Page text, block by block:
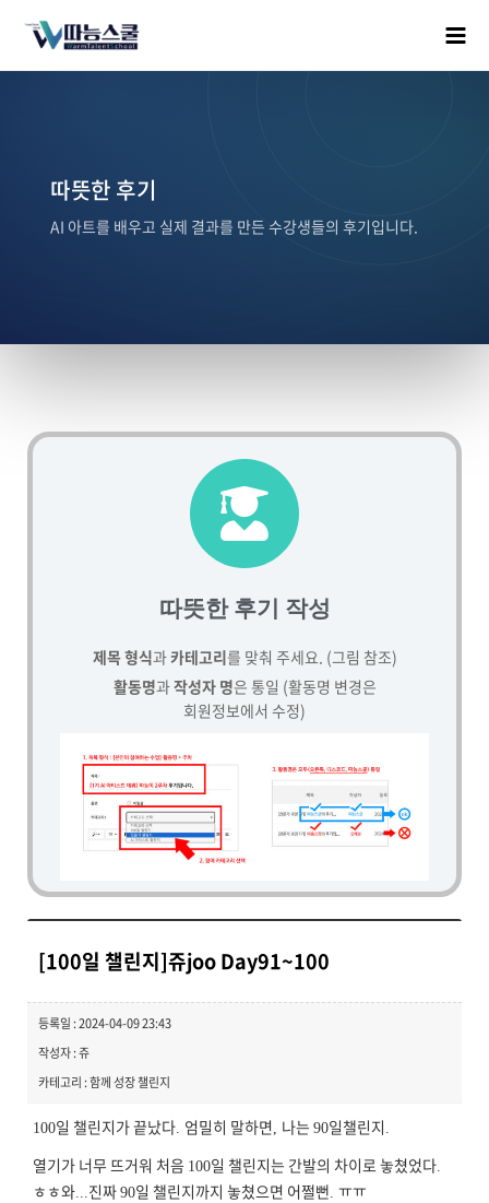
따뜻한 후기
AI 아트를 배우고 실제 결과를 만든 수강생들의 후기입니다.
따뜻한 후기 작성
제목 형식과카테고리를 맞춰 주세요. (그림 참조)
활동명과작성자 명은 통일 (활동명 변경은
회원정보에서 수정)
[100일 챌린지]쥬joo Day91~100
등록일 : 2024-04-09 23:43
작성자 : 쥬
카테고리 : 함께 성장 챌린지
100일 챌린지가 끝났다. 엄밀히 말하면 , 나는 90일챌린지 .
열기가 너무 뜨거워 처음 100일 챌린지는 간발의 차이로 놓쳤었다
ㅎㅎ와 진짜 90일 챌린지까지 놓쳤으면 어쩔뻔 ㅠㅠ